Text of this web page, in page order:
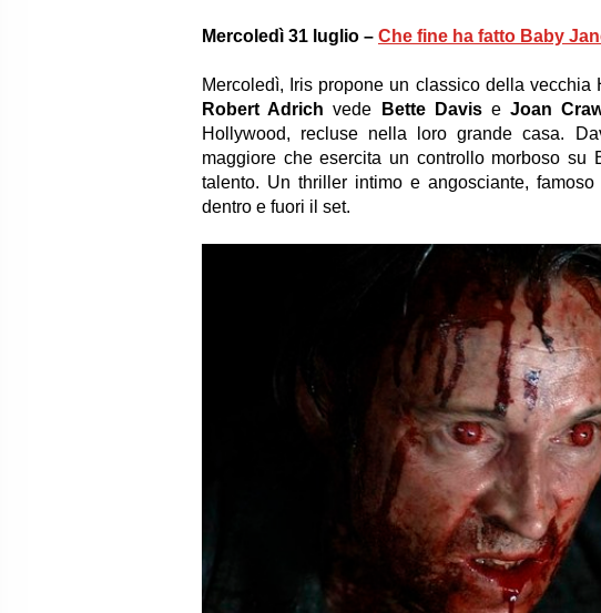
Mercoledì 31 luglio – Che fine ha fatto Baby
Mercoledì, Iris propone un classico della
Robert Adrich vede Bette DaviseJoan
Hollywood, recluse nella loro grande casa.
maggiore che esercita un controllo morboso su
talento. Un thriller intimo e angosciante,
dentro e fuori il set.